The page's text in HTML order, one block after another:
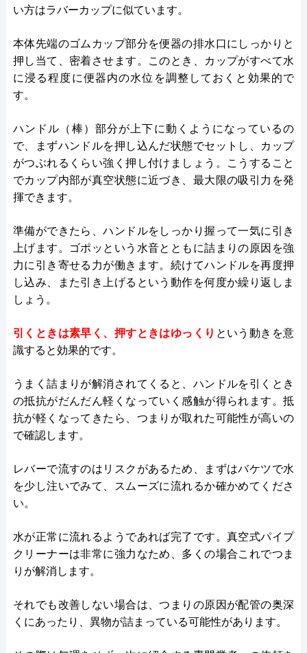
い方はラバーカップに似ています。
本体先端のゴムカップ部分を便器の排水口にしっかりと
押し当て、密着させます。このとき、カップがすべて水
に浸る程度に便器内の水位を調整しておくと効果的で
す。
ハンドル（棒）部分が上下に動くようになっているの
で、まずハンドルを押し込んだ状態でセットし、カップ
がつぶれるくらい強く押し付けましょう。こうすること
でカップ内部が真空状態に近づき、最大限の吸引力を発
揮できます。
準備ができたら、ハンドルをしっかり握って一気に引き
上げます。ゴポッという水音とともに詰まりの原因を強
力に引き寄せる力が働きます。続けてハンドルを再度押
し込み、また引き上げるという動作を何度か繰り返しま
しょう。
引くときは素早く、押すときはゆっくり という動きを意
識すると効果的です。
うまく詰まりが解消されてくると、ハンドルを引くとき
の抵抗がだんだん軽くなっていく感触が得られます。抵
抗が軽くなってきたら、つまりが取れた可能性が高いの
で確認します。
レバーで流すのはリスクがあるため、まずはバケツで水
を少し注いでみて、スムーズに流れるか確かめてくださ
い。
水が正常に流れるようであれば完了です。真空式パイプ
クリーナーは非常に強力なため、多くの場合これでつま
りが解消します。
それでも改善しない場合は、つまりの原因が配管の奥深
くにあったり、異物が詰まっている可能性があります。